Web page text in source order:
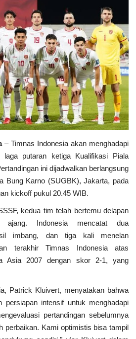
– Timnas Indonesia akan menghadapi
laga putaran ketiga Kualifikasi Piala
ini dijadwalkan berlangsung
Bung Karno (SUGBK), Jakarta, pada
kickoff pukul 20.45 WIB.
kedua tim telah bertemu delapan
ajang. Indonesia mencatat dua
imbang, dan tiga kali menelan
terakhir Timnas Indonesia atas
Asia 2007 dengan skor 2-1, yang
Patrick Kluivert, menyatakan bahwa
persiapan intensif untuk menghadapi
pertandingan sebelumnya
perbaikan. Kami optimistis bisa tampil